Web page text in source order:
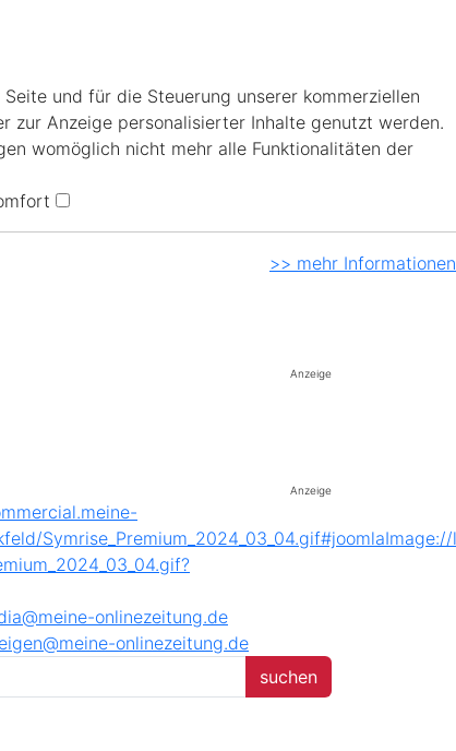
und für die Steuerung unserer kommerziellen
zur Anzeige personalisierter Inhalte genutzt werden.
womöglich nicht mehr alle Funktionalitäten der
>> mehr Informationen
Anzeige
Anzeige
onlinezeitung.de
onlinezeitung.de